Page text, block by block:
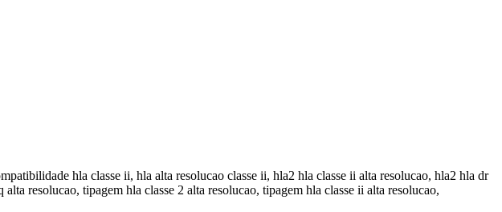
hla classe ii, hla alta resolucao classe ii, hla2 hla classe ii alta resolucao, hla2 hla dr
resolucao, tipagem hla classe 2 alta resolucao, tipagem hla classe ii alta resolucao,